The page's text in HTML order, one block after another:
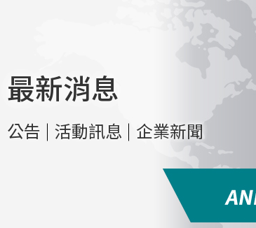
最新消息
公告 活動訊息 企業新聞